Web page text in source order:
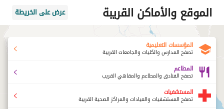
الموقع والأماكن القريبة عرض على الخريطة
المؤسسات التعليمية
تصفح المدارس والكليات والجامعات القريبة
المطاعم
تصفح الفنادق والمطاعم والمقاهي القريب
المستشفيات
تصفح المستشفيات والعيادات والمراكز الصحية القريبة